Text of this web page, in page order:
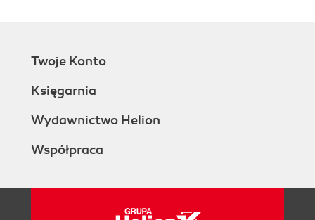
Twoje Konto
Księgarnia
Wydawnictwo Helion
Współpraca